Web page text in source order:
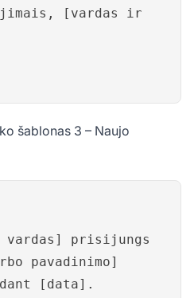
[vardas ir
šablonas 3 – Naujo
vardas] prisijungs
pavadinimo]
[data].